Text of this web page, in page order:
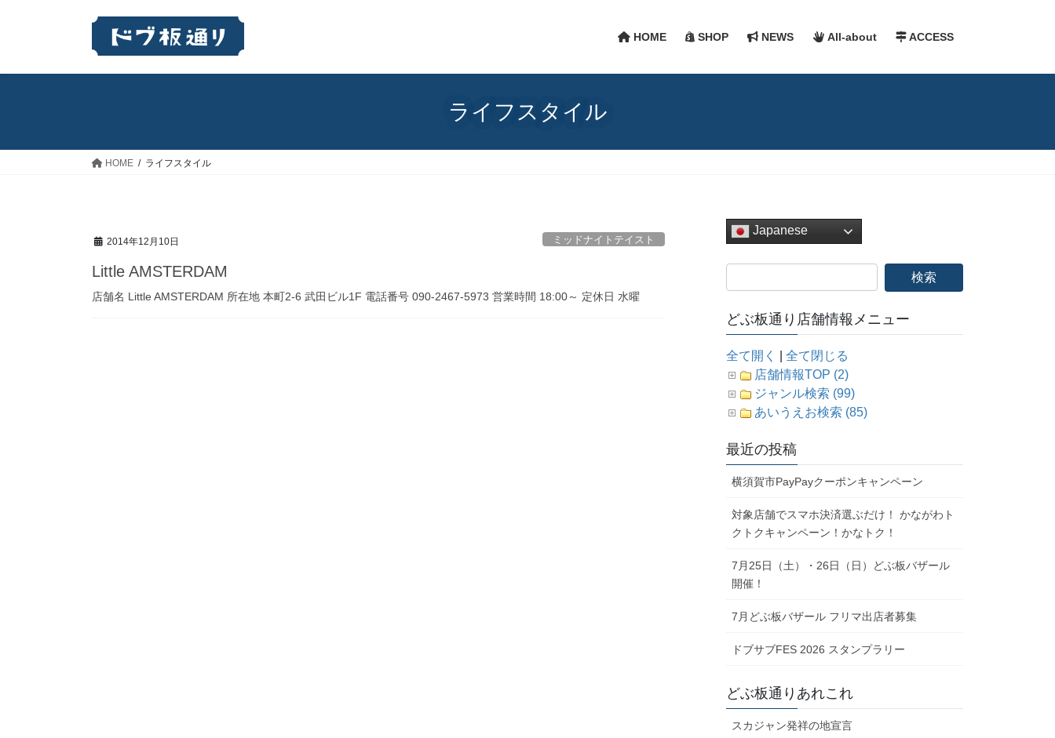
HOME SHOP NEWS All-about ACCESS
ライフスタイル
HOME ライフスタイル
2014年12月10日 ミッドナイトテイスト
Little AMSTERDAM
店舗名 Little AMSTERDAM 所在地 本町2-6 武田ビル1F 電話番号 090-2467-5973 営業時間 18:00～ 定休日 水曜
Japanese
どぶ板通り店舗情報メニュー
全て開く |全て閉じる
店舗情報TOP (2)
ジャンル検索 (99)
あいうえお検索 (85)
最近の投稿
横須賀市PayPayクーポンキャンペーン
対象店舗でスマホ決済選ぶだけ！ かながわト
クトクキャンペーン！かなトク！
7月25日（土）・26日（日）どぶ板バザール
開催！
7月どぶ板バザール フリマ出店者募集
ドブサブFES 2026 スタンプラリー
どぶ板通りあれこれ
スカジャン発祥の地宣言